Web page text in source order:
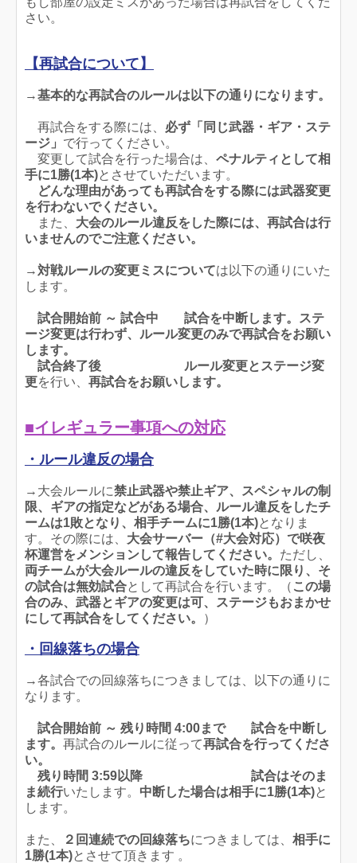
さい。
【再試合について】
→基本的な再試合のルールは以下の通りになります。
再試合をする際には、 必ず「同じ武器・ギア・ステ
ージ」 で行ってください。
変更して試合を行った場合は、 ペナルティとして相
手に1勝(1本)とさせていただいます。
どんな理由があっても再試合をする際には武器変更
を行わないでください。
また、 大会のルール違反をした際には、再試合は行
いませんのでご注意ください。
→対戦ルールの変更ミスについては以下の通りにいた
します。
試合開始前 ～ 試合中 試合を中断します。
ステ
ージ変更は行わず、 ルール変更のみで再試合をお願い
します。
試合終了後
ルール変更とステージ変
更を行い、 再試合をお願いします。
■イレギュラー事項への対応
・ルール違反の場合
→大会ルールに禁止武器や禁止ギア、スペシャルの制
限、ギアの指定などがある場合、ルール違反をしたチ
ームは1敗となり、相手チームに1勝(1本)となりま
す。その際には、 大会サーバー（#大会対応）で咲夜
杯運営をメンションして報告してください。 ただし、
両チームが大会ルールの違反をしていた時に限り、そ
の試合は無効試合として再試合を行います。（ この場
合のみ、武器とギアの変更は可、ステージもおまかせ
にして再試合をしてください。
）
・回線落ちの場合
→各試合での回線落ちにつきましては、以下の通りに
なります。
試合開始前 ～ 残り時間 4:00まで
試合を中断し
ます。 再試合のルールに従って再試合を行ってくださ
い。
残り時間 3:59以降
試合はそのま
ま続行いたします。 中断した場合は相手に1勝(1本)と
します。
また、 ２回連続での回線落ちにつきましては、 相手に
1勝(1本)とさせて頂きます 。